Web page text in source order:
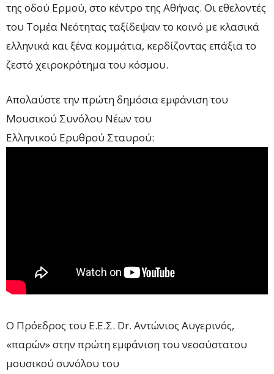
της οδού Ερμού, στο κέντρο της Αθήνας. Οι εθελοντές
του Τομέα Νεότητας ταξίδεψαν το κοινό με κλασικά
ελληνικά και ξένα κομμάτια, κερδίζοντας επάξια το
ζεστό χειροκρότημα του κόσμου.
Απολαύστε την πρώτη δημόσια εμφάνιση του
Μουσικού Συνόλου Νέων του
Ελληνικού Ερυθρού Σταυρού:
Ο Πρόεδρος του Ε.Ε.Σ. Dr. Αντώνιος Αυγερινός,
«παρών» στην πρώτη εμφάνιση του νεοσύστατου
μουσικού συνόλου του